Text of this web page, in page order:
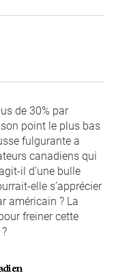
de 30% par
point le plus bas
fulgurante a
canadiens qui
il d’une bulle
elle s’apprécier
américain ? La
freiner cette